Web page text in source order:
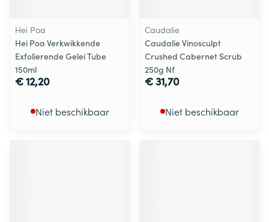
Hei Poa
Hei Poa Verkwikkende
Exfolierende Gelei Tube
150ml
€ 12,20
Niet beschikbaar
Caudalie
Caudalie Vinosculpt
Crushed Cabernet Scrub
250g Nf
€ 31,70
Niet beschikbaar